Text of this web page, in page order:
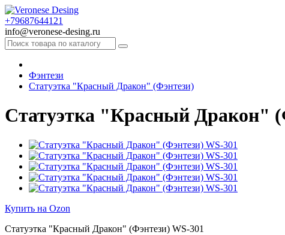
+79687644121
info@veronese-desing.ru
Фэнтези
Статуэтка "Красный Дракон" (Фэнтези)
Статуэтка "Красный Дракон"
Купить на Ozon
Статуэтка "Красный Дракон" (Фэнтези) WS-301